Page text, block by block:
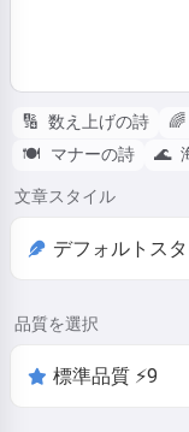
🔢 数え上げの詩 🌈
🍽️ マナーの詩 🌊
文章スタイル
品質を選択